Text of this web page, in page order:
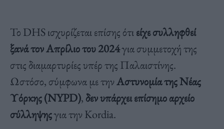
Το DHS ισχυρίζεται επίσης ότιείχε συλληφθεί
ξανά τον Απρίλιο του 2024για συμμετοχή της
στις διαμαρτυρίες υπέρ της Παλαιστίνης.
Ωστόσο, σύμφωνα με τηνΑστυνομία της Νέας
Υόρκης (NYPD), δεν υπάρχει επίσημο αρχείο
σύλληψηςγια την Kordia.